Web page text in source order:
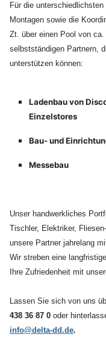
Für die
Montagen sowie die
Zt. über einen Pool von
selbstständigen Partnern,
unterstützen können:
Ladenbau von
Einzelstores
Bau- und
Messebau
Unser handwerkliches
Tischler, Elektriker,
unsere Partner jahrelang
Wir streben eine
Ihre Zufriedenheit mit
Lassen Sie sich von uns
438 36 87 0 oder
info@delta-dd.de.